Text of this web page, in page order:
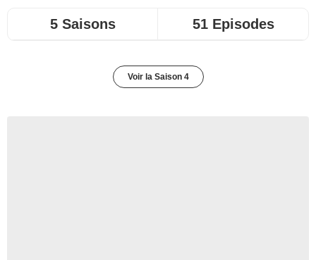
5 Saisons 51 Episodes
Voir la Saison 4